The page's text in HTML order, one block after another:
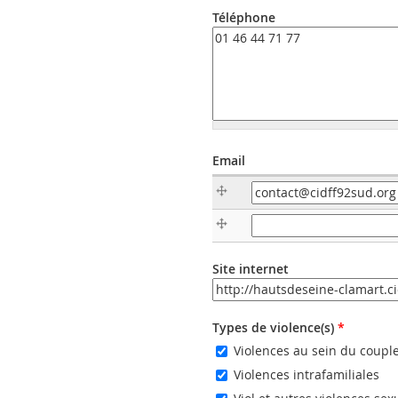
Téléphone
Email
Email
Site internet
URL
Types de violence(s) *
Violences au sein du
Violences intrafamiliales